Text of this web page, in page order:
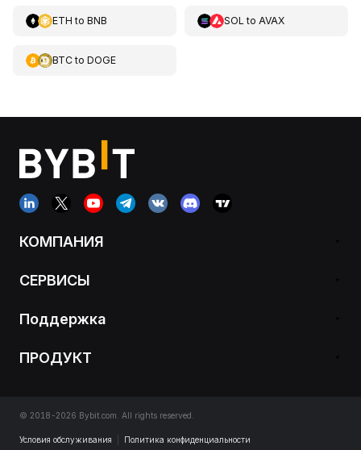
ETH to BNB SOL to AVAX
BTCto DOGE
КОМПАНИЯ
СЕРВИСЫ
Поддержка
ПРОДУКТ
© 2018-2026 Bybit.com. All rights reserved.
Условия обслуживания Политика конфиденциальности